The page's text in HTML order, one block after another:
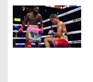
n
d
e